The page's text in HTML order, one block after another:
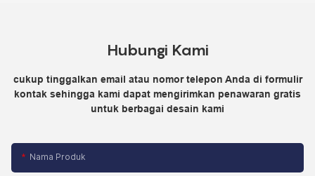
Hubungi Kami
cukup tinggalkan email atau nomor telepon Anda di formulir
kontak sehingga kami dapat mengirimkan penawaran gratis
untuk berbagai desain kami
Nama Produk